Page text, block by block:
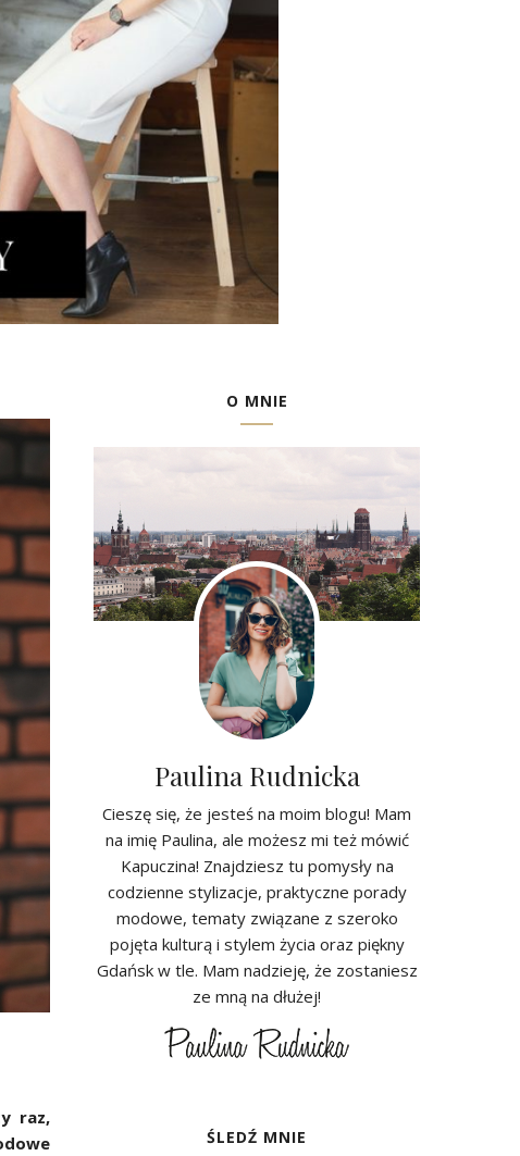
raz,
O MNIE
Paulina Rudnicka
Cieszę się, że jesteś na moim blogu! Mam
na imię Paulina, ale możesz mi też mówić
Kapuczina! Znajdziesz tu pomysły na
codzienne stylizacje, praktyczne porady
modowe, tematy związane z szeroko
pojęta kulturą i stylem życia oraz piękny
Gdańsk w tle. Mam nadzieję, że zostaniesz
ze mną na dłużej!
ŚLEDŹ MNIE